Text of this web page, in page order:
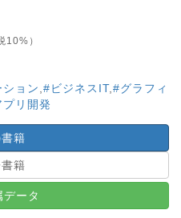
10%）
ョン #ビジネスIT, #グラフィ
リ開発
籍
籍
データ